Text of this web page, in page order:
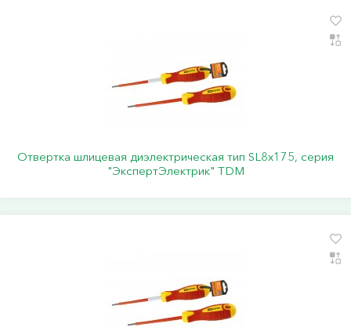
Отвертка шлицевая диэлектрическая тип SL8х175, серия
"ЭкспертЭлектрик" TDM